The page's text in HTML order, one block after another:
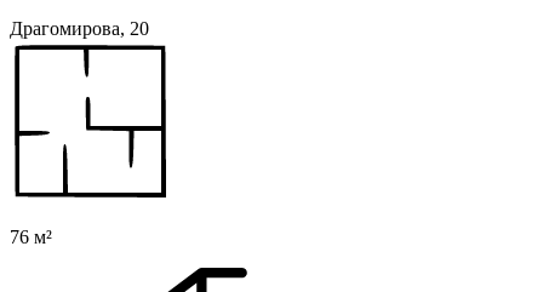
Драгомирова, 20
76 м²